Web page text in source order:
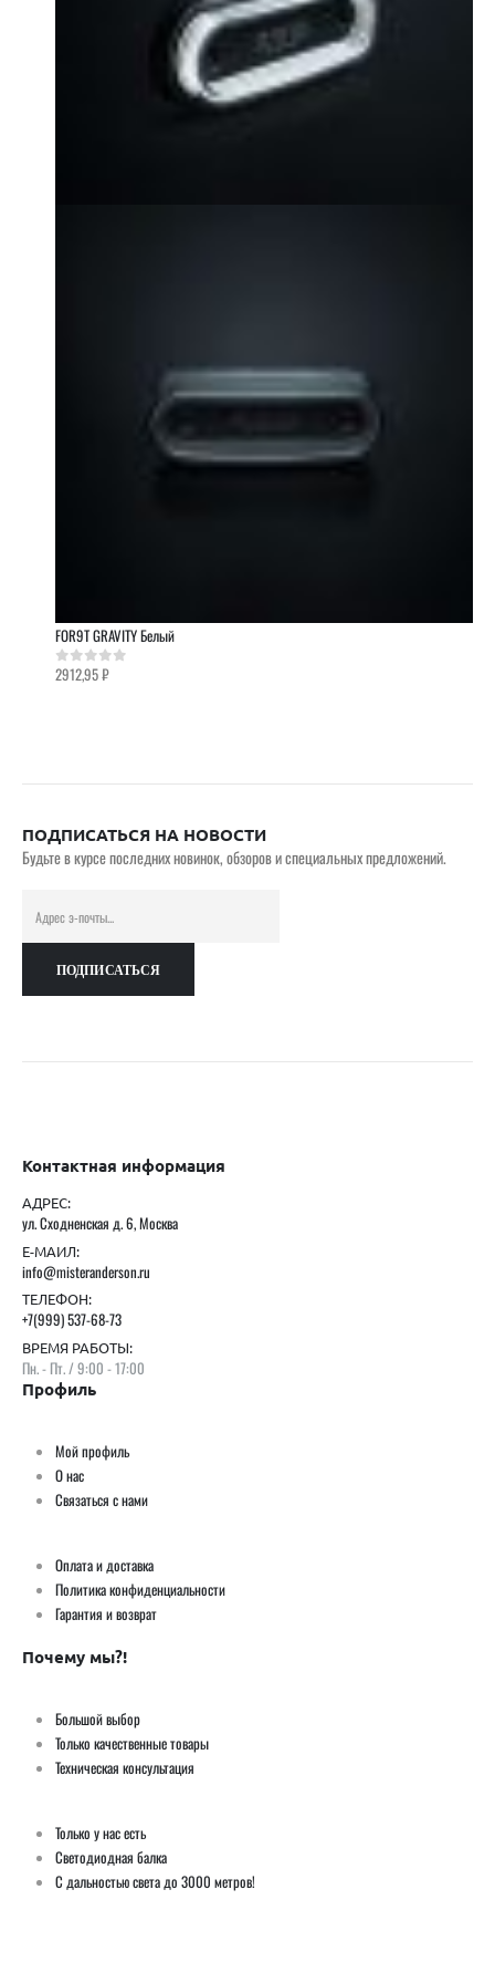
FOR9T GRAVITY Белый
0out of 5
2912,95₽
ПОДПИСАТЬСЯ НА НОВОСТИ
Будьте в курсе последних новинок, обзоров и специальных предложений.
Контактная информация
АДРЕС:
ул. Сходненская д. 6, Москва
Е-МАИЛ:
info@misteranderson.ru
ТЕЛЕФОН:
+7(999) 537-68-73
ВРЕМЯ РАБОТЫ:
Пн. - Пт. / 9:00 - 17:00
Профиль
Мой профиль
О нас
Связаться с нами
Оплата и доставка
Политика конфиденциальности
Гарантия и возврат
Почему мы?!
Большой выбор
Только качественные товары
Техническая консультация
Только у нас есть
Светодиодная балка
С дальностью света до 3000 метров!